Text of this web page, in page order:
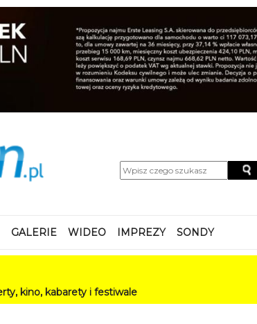
GALERIE WIDEO IMPREZY SONDY
i festiwale